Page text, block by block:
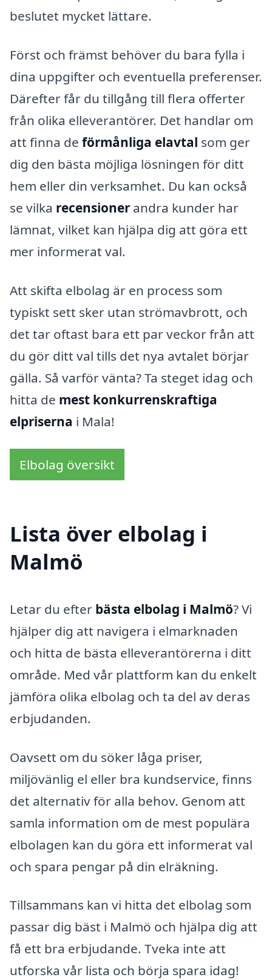
beslutet mycket lättare.
Först och främst behöver du bara fylla i
dina uppgifter och eventuella preferenser.
Därefter får du tillgång till flera offerter
från olika elleverantörer. Det handlar om
att finna de förmånliga elavtal som ger
dig den bästa möjliga lösningen för ditt
hem eller din verksamhet. Du kan också
se vilka recensioner andra kunder har
lämnat, vilket kan hjälpa dig att göra ett
mer informerat val.
Att skifta elbolag är en process som
typiskt sett sker utan strömavbrott, och
det tar oftast bara ett par veckor från att
du gör ditt val tills det nya avtalet börjar
gälla. Så varför vänta? Ta steget idag och
hitta de mest konkurrenskraftiga
elpriserna i Mala!
Elbolag översikt
Lista över elbolag i
Malmö
Letar du efter bästa elbolag i Malmö? Vi
hjälper dig att navigera i elmarknaden
och hitta de bästa elleverantörerna i ditt
område. Med vår plattform kan du enkelt
jämföra olika elbolag och ta del av deras
erbjudanden.
Oavsett om du söker låga priser,
miljövänlig el eller bra kundservice, finns
det alternativ för alla behov. Genom att
samla information om de mest populära
elbolagen kan du göra ett informerat val
och spara pengar på din elräkning.
Tillsammans kan vi hitta det elbolag som
passar dig bäst i Malmö och hjälpa dig att
få ett bra erbjudande. Tveka inte att
utforska vår lista och börja spara idag!